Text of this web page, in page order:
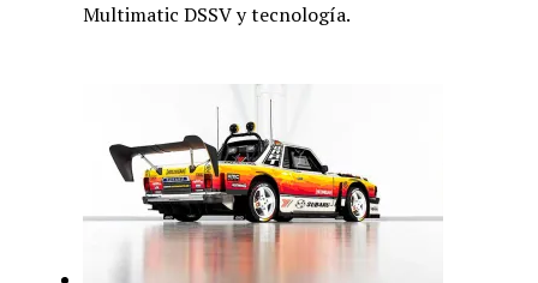
Multimatic DSSV y tecnología.